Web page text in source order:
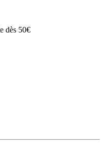
dès 50€